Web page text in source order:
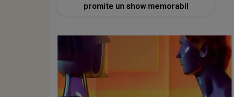
promite un show memorabil